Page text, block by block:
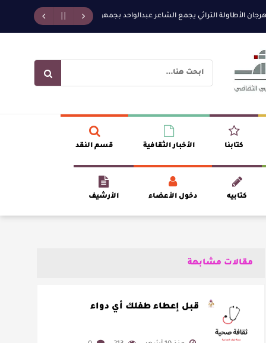
التراثي يجمع الشاعر عبدالواحد بجمهوره افتتاحية العدد 130
كتابنا الأخبار الثقافية قسم النقد
كتابيه دخول الأعضاء الأرشيف
مقالات مشابهة
قبل إعطاء طفلك أي دواء